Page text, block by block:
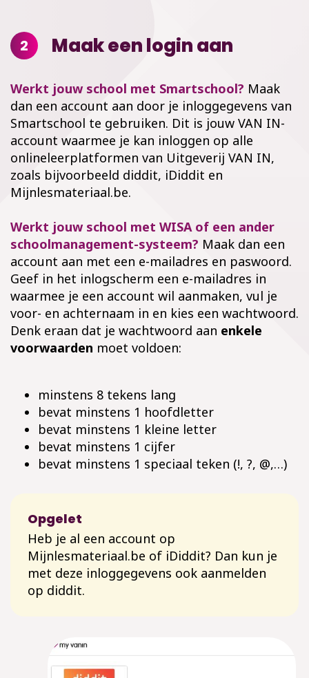
2 Maak een login aan
Werkt jouw school met Smartschool? Maak
dan een account aan door je inloggegevens van
Smartschool te gebruiken. Dit is jouw VAN IN-
account waarmee je kan inloggen op alle
onlineleerplatformen van Uitgeverij VAN IN,
zoals bijvoorbeeld diddit, iDiddit en
Mijnlesmateriaal.be.
Werkt jouw school met WISA of een ander
schoolmanagement-systeem? Maak dan een
account aan met een e-mailadres en paswoord.
Geef in het inlogscherm een e-mailadres in
waarmee je een account wil aanmaken, vul je
voor- en achternaam in en kies een wachtwoord.
Denk eraan dat je wachtwoord aan enkele
voorwaarden moet voldoen:
minstens 8 tekens lang
bevat minstens 1 hoofdletter
bevat minstens 1 kleine letter
bevat minstens 1 cijfer
bevat minstens 1 speciaal teken (!, ?, @,…)
Opgelet
Heb je al een account op
Mijnlesmateriaal.be of iDiddit? Dan kun je
met deze inloggegevens ook aanmelden
op diddit.